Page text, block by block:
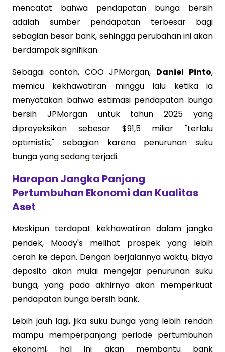
mencatat bahwa pendapatan bunga bersih
adalah sumber pendapatan terbesar bagi
sebagian besar bank, sehingga perubahan ini akan
berdampak signifikan.
Sebagai contoh, COO JPMorgan, Daniel Pinto,
memicu kekhawatiran minggu lalu ketika ia
menyatakan bahwa estimasi pendapatan bunga
bersih JPMorgan untuk tahun 2025 yang
diproyeksikan sebesar $91,5 miliar "terlalu
optimistis," sebagian karena penurunan suku
bunga yang sedang terjadi.
Harapan Jangka Panjang
Pertumbuhan Ekonomi dan Kualitas
Aset
Meskipun terdapat kekhawatiran dalam jangka
pendek, Moody's melihat prospek yang lebih
cerah ke depan. Dengan berjalannya waktu, biaya
deposito akan mulai mengejar penurunan suku
bunga, yang pada akhirnya akan memperkuat
pendapatan bunga bersih bank.
Lebih jauh lagi, jika suku bunga yang lebih rendah
mampu memperpanjang periode pertumbuhan
ekonomi, hal ini akan membantu bank